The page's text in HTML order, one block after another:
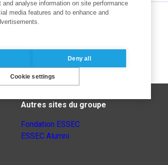
Autres sites du groupe
Fondation ESSEC
ESSEC Alumni
analyse information on site performance
media features and to enhance and
Deny all
Cookie settings